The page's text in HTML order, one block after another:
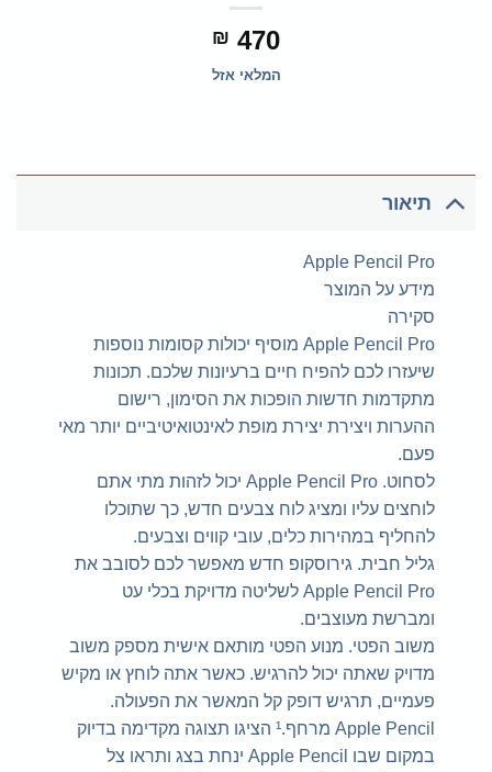
₪ 470
המלאי אזל
תיאור
Apple Pencil Pro
מידע על המוצר
סקירה
Apple Pencil Pro מוסיף יכולות קסומות נוספות
שיעזרו לכם להפיח חיים ברעיונות שלכם. תכונות
מתקדמות חדשות הופכות את הסימון, רישום
ההערות ויצירת יצירת מופת לאינטואיטיביים יותר מאי
פעם.
לסחוט. Apple Pencil Pro יכול לזהות מתי אתם
לוחצים עליו ומציג לוח צבעים חדש, כך שתוכלו
להחליף במהירות כלים, עובי קווים וצבעים.
גליל חבית. גירוסקופ חדש מאפשר לכם לסובב את
Apple Pencil Pro לשליטה מדויקת בכלי עט
ומברשת מעוצבים.
משוב הפטי. מנוע הפטי מותאם אישית מספק משוב
מדויק שאתה יכול להרגיש. כאשר אתה לוחץ או מקיש
פעמיים, תרגיש דופק קל המאשר את הפעולה.
Apple Pencil מרחף.¹ הציגו תצוגה מקדימה בדיוק
במקום שבו Apple Pencil ינחת בצג ותראו צל